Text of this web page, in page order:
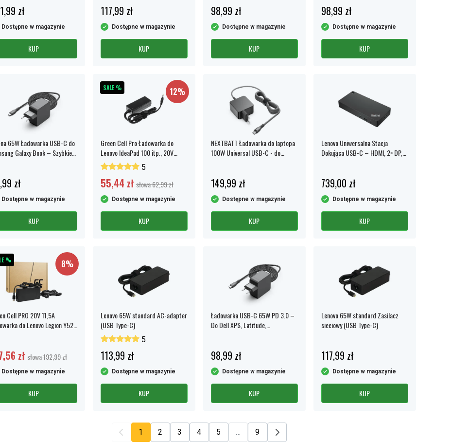
zł
Dostępne w magazynie
KUP
117,99 zł
Dostępne w magazynie
KUP
98,99 zł
Dostępne w magazynie
KUP
98,99 zł
Dostępne w magazynie
KUP
65W Ładowarka USB-C do
Galaxy Book – Szybkie
zł
Dostępne w magazynie
KUP
SALE % 12%
Green Cell Pro Ładowarka do
Lenovo IdeaPad 100 itp., 20V
2.25A 45W - Czarny
5
55,44 zł słowa 62,99 zł
Dostępne w magazynie
KUP
NEXTBATT Ładowarka do laptopa
100W Universal USB-C - do
149,99 zł
Dostępne w magazynie
KUP
Lenovo Uniwersalna Stacja
Dokująca USB-C – HDMI, 2× DP,
739,00 zł
Dostępne w magazynie
KUP
% 8%
Cell PRO 20V 11,5A
do Lenovo Legion Y520
zł słowa 192,99 zł
Dostępne w magazynie
KUP
Lenovo 65W standard AC-adapter
(USB Type-C)
5
113,99 zł
Dostępne w magazynie
KUP
Ładowarka USB-C 65W PD 3.0 –
Do Dell XPS, Latitude,
98,99 zł
Dostępne w magazynie
KUP
Lenovo 65W standard Zasilacz
sieciowy (USB Type-C)
117,99 zł
Dostępne w magazynie
KUP
1 2 3 4 5 … 9